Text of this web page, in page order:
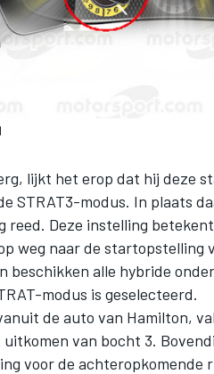
lijkt het erop dat hij deze
STRAT3-modus. In plaats
reed. Deze instelling
weg naar de startopstelling
beschikken alle hybride
modus is geselecteerd.
de auto van Hamilton,
van bocht 3.
voor de achteropkomende